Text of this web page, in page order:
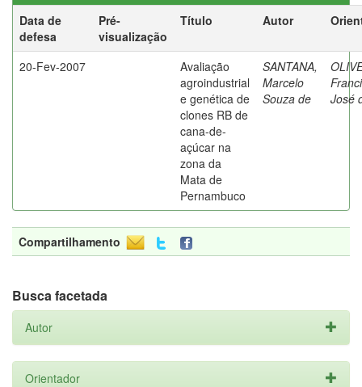
Data de
defesa
Pré-
visualização
Título Autor
20-Fev-2007
Avaliação
agroindustrial
e genética de
clones RB de
cana-de-
açúcar na
zona da
Mata de
Pernambuco
SANTANA,
Marcelo
Souza de
José
Compartilhamento
Busca facetada
Autor
Orientador